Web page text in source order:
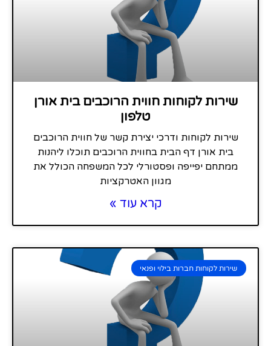
שירות לקוחות חווית הרוכבים בית אורן
טלפון
שירות לקוחות ודרכי יצירת קשר של חווית הרוכבים
בית אורן דף הבית בחווית הרוכבים תוכלו ליהנות
ממתחם יפייפה ופסטורלי לכל המשפחה הכולל את
מגוון האטרקציות
קרא עוד »
שירות לקוחות חברות בילוי ופנאי